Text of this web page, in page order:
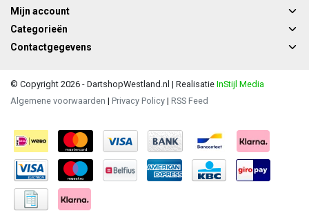
Mijn account
Categorieën
Contactgegevens
© Copyright 2026 - DartshopWestland.nl | Realisatie InStijl Media
Algemene voorwaarden | Privacy Policy | RSS Feed